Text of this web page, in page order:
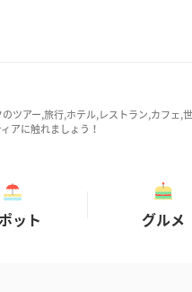
ツアー,旅行,ホテル,レストラン,カフェ,
アに触れましょう！
ット グルメ